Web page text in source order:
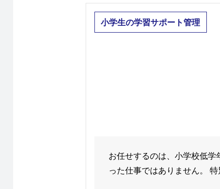
小学生の学習サポート管理
お任せするのは、小学校低
った仕事ではありません。